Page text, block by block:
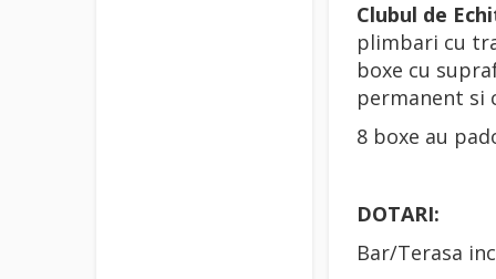
Clubul de
plimbari cu
boxe cu
permanent si
8 boxe au
DOTARI:
Bar/Terasa